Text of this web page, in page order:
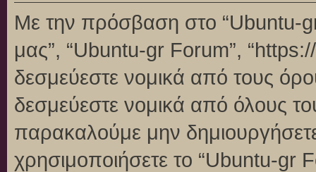
Με την πρόσβαση στο “Ubuntu-gr
μας”, “Ubuntu-gr Forum”,
δεσμεύεστε νομικά από τους
δεσμεύεστε νομικά από όλους
παρακαλούμε μην
χρησιμοποιήσετε το “Ubuntu-gr